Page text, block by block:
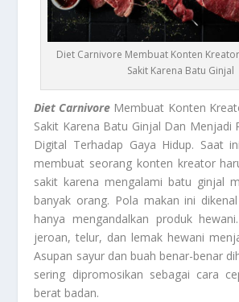
Diet Carnivore Membuat Konten
Sakit Karena Batu Ginjal
Diet Carnivore Membuat Konten
Sakit Karena Batu Ginjal Dan Menjadi
Digital Terhadap Gaya Hidup. Saat ini
membuat seorang konten kreator
sakit karena mengalami batu ginjal
banyak orang. Pola makan ini
hanya mengandalkan produk
jeroan, telur, dan lemak hewani
Asupan sayur dan buah benar-benar
sering dipromosikan sebagai cara
berat badan.